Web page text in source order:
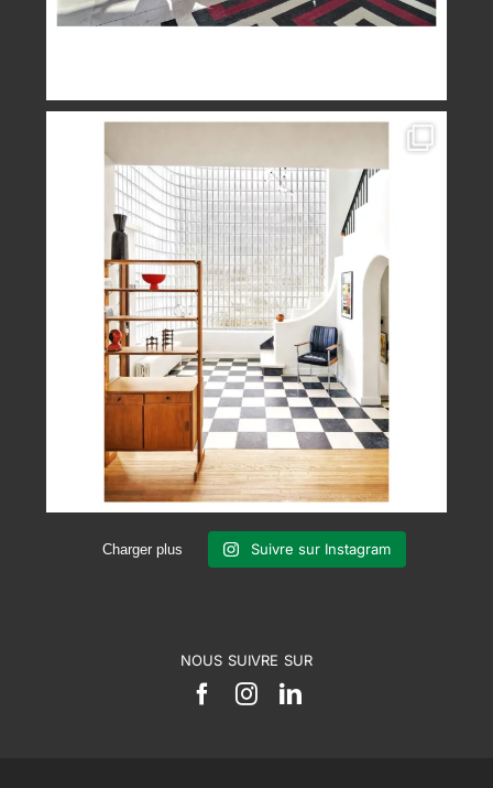
Charger plus Suivre sur Instagram
NOUS SUIVRE SUR